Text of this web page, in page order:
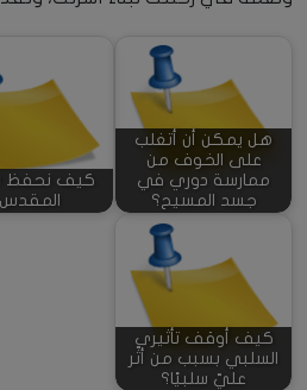
هل يمكن أن أتغلب
على الخوف من
ممارسة دوري في
جسد المسيح؟
كيف نحفظ
كيف أوقف تأثيري
السلبي بسبب من أثّر
عليّ سلبيًا؟